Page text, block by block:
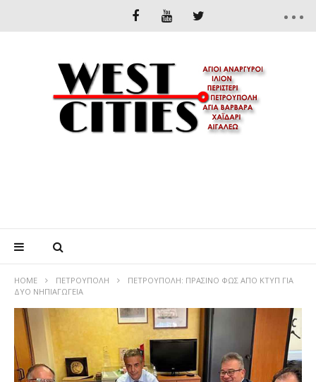
HOME ΠΕΤΡΟΎΠΟΛΗ
ΠΕΤΡΟΥΠΟΛΗ: ΠΡΑΣΙΝΟ ΦΩΣ ΑΠΟ ΚΤΥΠ ΓΙΑ
ΔΥΟ ΝΗΠΙΑΓΩΓΕΙΑ